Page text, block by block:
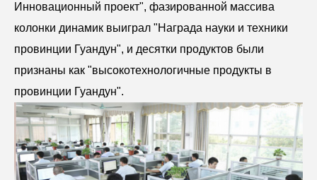
Инновационный проект", фазированной массива
колонки динамик выиграл "Награда науки и техники
провинции Гуандун", и десятки продуктов были
признаны как "высокотехнологичные продукты в
провинции Гуандун".